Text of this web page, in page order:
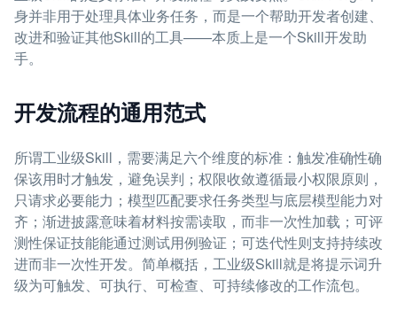
身并非用于处理具体业务任务，而是一个帮助开发者创建、
改进和验证其他Skill的工具——本质上是一个Skill开发助
手。
开发流程的通用范式
所谓工业级Skill，需要满足六个维度的标准：触发准确性确
保该用时才触发，避免误判；权限收敛遵循最小权限原则，
只请求必要能力；模型匹配要求任务类型与底层模型能力对
齐；渐进披露意味着材料按需读取，而非一次性加载；可评
测性保证技能能通过测试用例验证；可迭代性则支持持续改
进而非一次性开发。简单概括，工业级Skill就是将提示词升
级为可触发、可执行、可检查、可持续修改的工作流包。